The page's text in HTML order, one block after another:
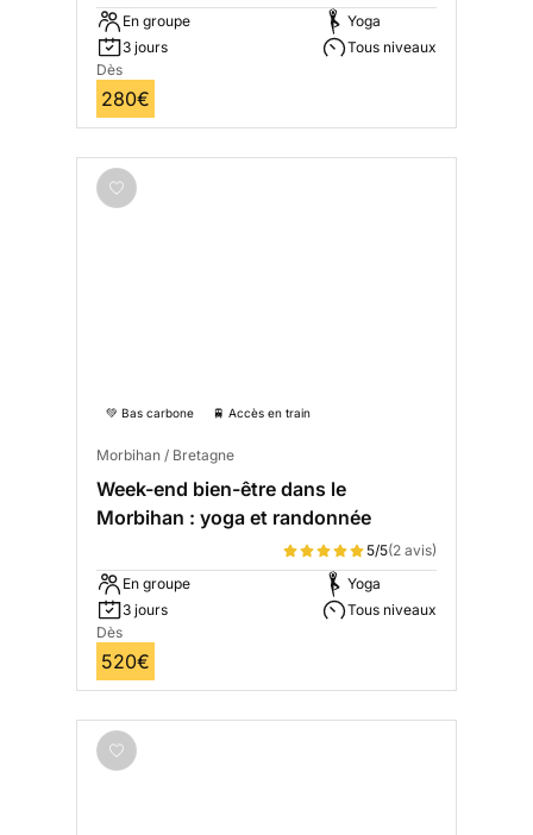
En groupe
3 jours
Yoga
Tous niveaux
Dès
280€
💚 Bas carbone 🚆 Accès en train
Morbihan / Bretagne
Week-end bien-être dans le
Morbihan : yoga et randonnée
5/5(2 avis)
En groupe
3 jours
Yoga
Tous niveaux
Dès
520€